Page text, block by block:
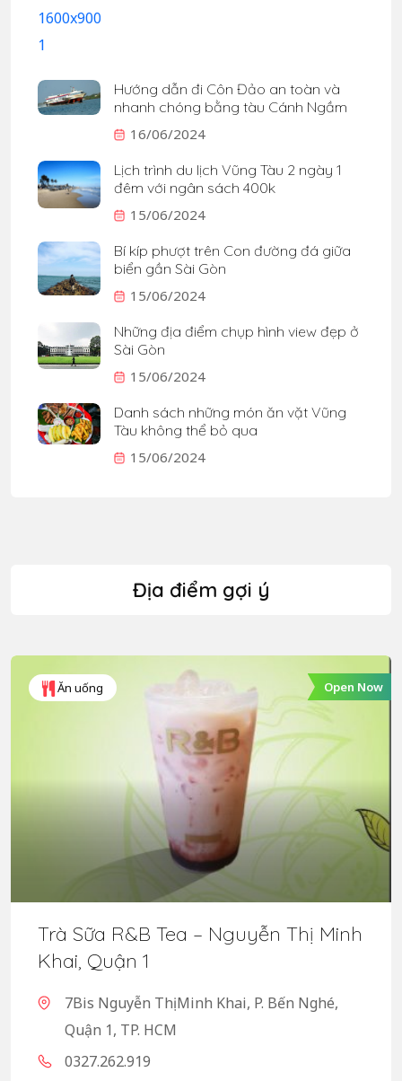
Hướng dẫn đi Côn Đảo an toàn và
nhanh chóng bằng tàu Cánh Ngầm
16/06/2024
Lịch trình du lịch Vũng Tàu 2 ngày 1
đêm với ngân sách 400k
15/06/2024
Bí kíp phượt trên Con đường đá giữa
biển gần Sài Gòn
15/06/2024
Những địa điểm chụp hình view đẹp ở
Sài Gòn
15/06/2024
Danh sách những món ăn vặt Vũng
Tàu không thể bỏ qua
15/06/2024
Địa điểm gợi ý
Ăn uống Open Now
Trà Sữa R&B Tea – Nguyễn Thị Minh
Khai, Quận 1
7Bis Nguyễn Thị Minh Khai, P. Bến Nghé,
Quận 1, TP. HCM
0327.262.919